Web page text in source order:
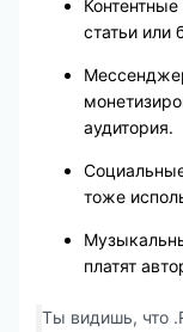
статьи или
аудитория.
тоже
платят
Ты видишь, что